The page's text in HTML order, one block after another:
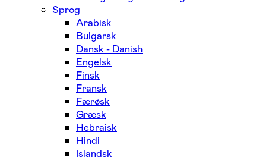
Sprog
Arabisk
Bulgarsk
Dansk - Danish
Engelsk
Finsk
Fransk
Færøsk
Græsk
Hebraisk
Hindi
Islandsk